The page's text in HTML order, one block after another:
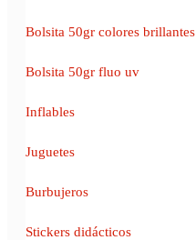
Bolsita 50gr colores brillantes
Bolsita 50gr fluo uv
Inflables
Juguetes
Burbujeros
Stickers didácticos